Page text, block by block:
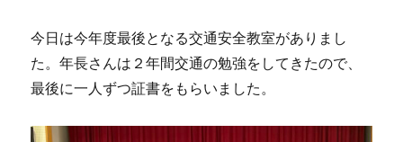
今日は今年度最後となる交通安全教室がありまし
た。年長さんは２年間交通の勉強をしてきたので、
最後に一人ずつ証書をもらいました。